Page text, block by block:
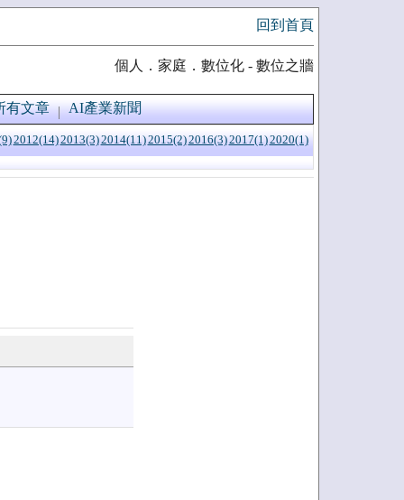
回到首頁
個人．家庭．數位化 - 數位之牆
有文章 AI產業新聞
2012(14)2013(3)2014(11)2015(2)2016(3)2017(1)2020(1)